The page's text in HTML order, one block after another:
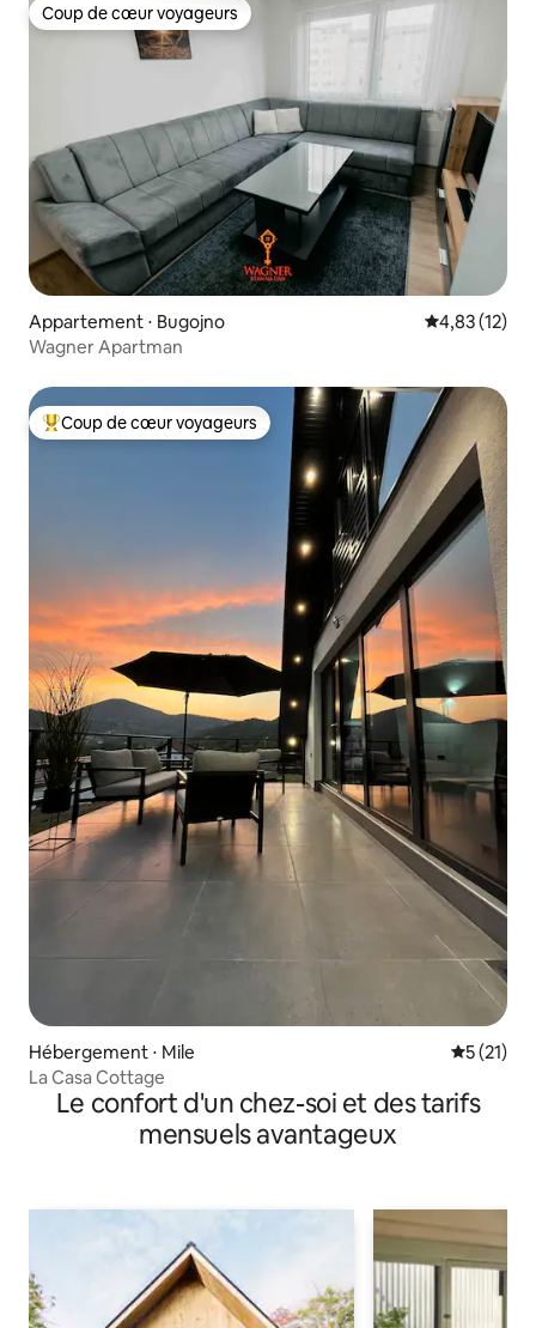
Coup de cœur voyageurs
Coup de cœur voyageurs
Appartement ⋅ Bugojno Évaluation
4,83 (12)
Wagner Apartman
Coups de cœur voyageurs les plus appréciés
Coup de cœur voyageurs
Hébergement ⋅ Mile
5 (21)
La Casa Cottage
Le confort d'un chez-soi et des tarifs
mensuels avantageux